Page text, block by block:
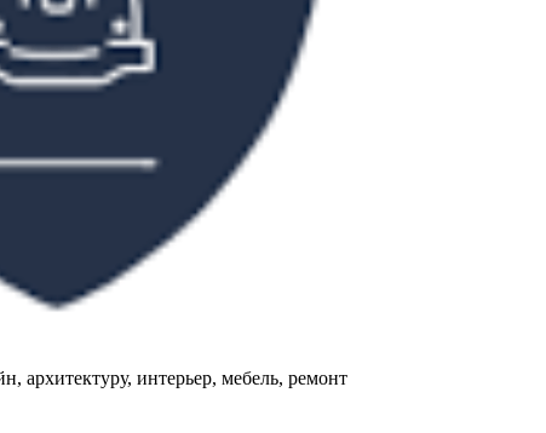
архитектуру, интерьер, мебель, ремонт